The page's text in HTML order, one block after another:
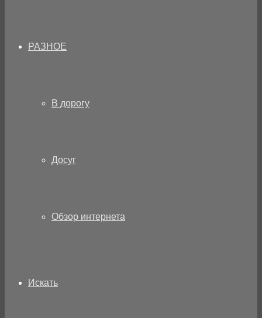
РАЗНОЕ
В дорогу
Досуг
Обзор интернета
Искать